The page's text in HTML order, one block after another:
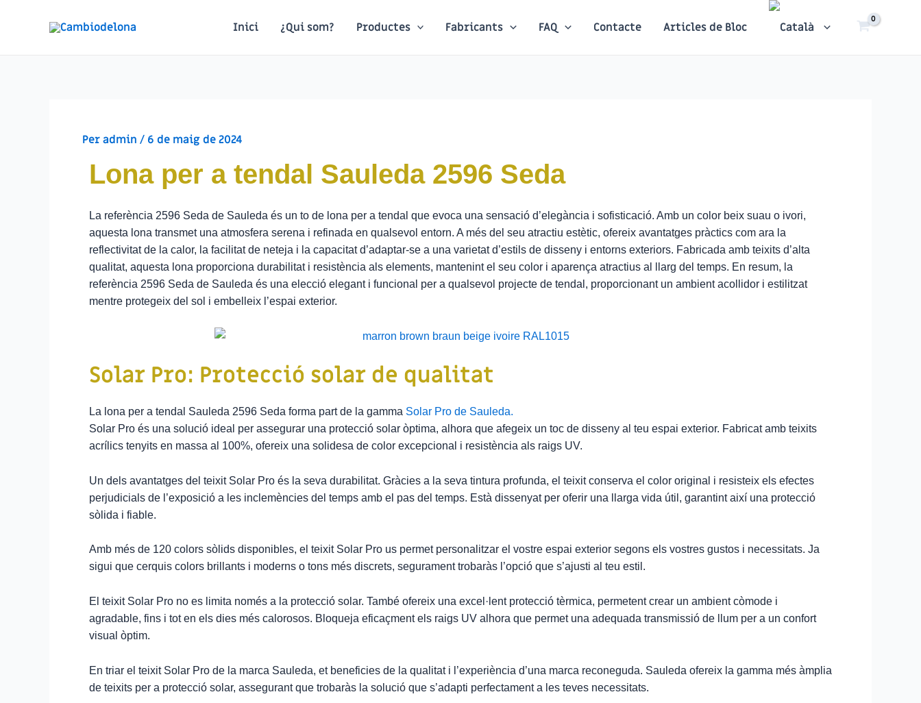
Inici ¿Qui som? Productes Fabricants FAQ Contacte Articles de Bloc
Peradmin / 6 de maig de 2024
Lona per a tendal Sauleda 2596 Seda
La referència 2596 Seda de Sauleda és un to de lona per a tendal que evoca una sensació d’elegància i sofisticació. Amb un color beix suau o ivori,
aquesta lona transmet una atmosfera serena i refinada en qualsevol entorn. A més del seu atractiu estètic, ofereix avantatges pràctics com ara la
reflectivitat de la calor, la facilitat de neteja i la capacitat d’adaptar-se a una varietat d’estils de disseny i entorns exteriors. Fabricada amb teixits d’alta
qualitat, aquesta lona proporciona durabilitat i resistència als elements, mantenint el seu color i aparença atractius al llarg del temps. En resum, la
referència 2596 Seda de Sauleda és una elecció elegant i funcional per a qualsevol projecte de tendal, proporcionant un ambient acollidor i estilitzat
mentre protegeix del sol i embelleix l’espai exterior.
Solar Pro: Protecció solar de qualitat
La lona per a tendal Sauleda 2596 Seda forma part de la gamma Solar Pro de Sauleda.
Solar Pro és una solució ideal per assegurar una protecció solar òptima, alhora que afegeix un toc de disseny al teu espai exterior. Fabricat amb teixits
acrílics tenyits en massa al 100%, ofereix una solidesa de color excepcional i resistència als raigs UV.
Un dels avantatges del teixit Solar Pro és la seva durabilitat. Gràcies a la seva tintura profunda, el teixit conserva el color original i resisteix els efectes
perjudicials de l’exposició a les inclemències del temps amb el pas del temps. Està dissenyat per oferir una llarga vida útil, garantint així una protecció
sòlida i fiable.
Amb més de 120 colors sòlids disponibles, el teixit Solar Pro us permet personalitzar el vostre espai exterior segons els vostres gustos i necessitats. Ja
sigui que cerquis colors brillants i moderns o tons més discrets, segurament trobaràs l’opció que s’ajusti al teu estil.
El teixit Solar Pro no es limita només a la protecció solar. També ofereix una excel·lent protecció tèrmica, permetent crear un ambient còmode i
agradable, fins i tot en els dies més calorosos. Bloqueja eficaçment els raigs UV alhora que permet una adequada transmissió de llum per a un confort
visual òptim.
En triar el teixit Solar Pro de la marca Sauleda, et beneficies de la qualitat i l’experiència d’una marca reconeguda. Sauleda ofereix la gamma més àmplia
de teixits per a protecció solar, assegurant que trobaràs la solució que s’adapti perfectament a les teves necessitats.